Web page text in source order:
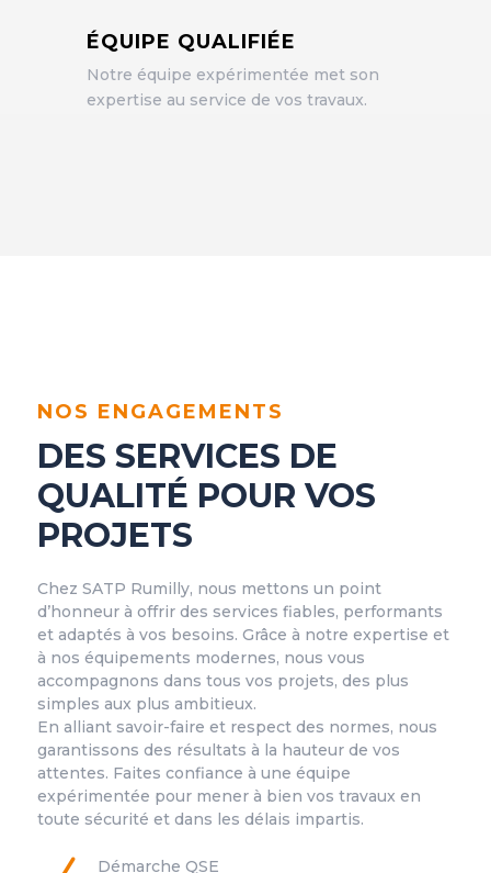
ÉQUIPE QUALIFIÉE
Notre équipe expérimentée met son
expertise au service de vos travaux.
NOS ENGAGEMENTS
DES SERVICES DE
QUALITÉ POUR VOS
PROJETS
Chez SATP Rumilly, nous mettons un point
d’honneur à offrir des services fiables, performants
et adaptés à vos besoins. Grâce à notre expertise et
à nos équipements modernes, nous vous
accompagnons dans tous vos projets, des plus
simples aux plus ambitieux.
En alliant savoir-faire et respect des normes, nous
garantissons des résultats à la hauteur de vos
attentes. Faites confiance à une équipe
expérimentée pour mener à bien vos travaux en
toute sécurité et dans les délais impartis.
Démarche QSE